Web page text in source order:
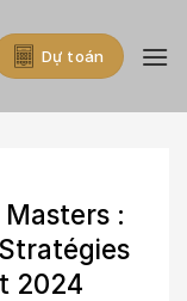
Dự toán
:
2024